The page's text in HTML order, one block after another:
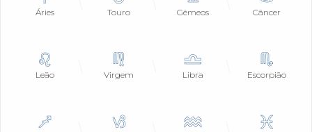
Áries Touro Gêmeos Câncer
Leão Virgem Libra Escorpião